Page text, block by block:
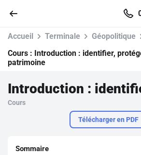
Parcourir
Accueil Terminale
Géopolitique
Cours : Introduction : identifier,
patrimoine
Cours
Télécharger en PDF
Sommaire